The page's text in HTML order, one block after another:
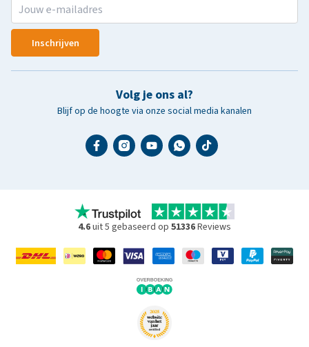
Inschrijven
Volg je ons al?
Blijf op de hoogte via onze social media kanalen
4.6uit 5 gebaseerd op 51336Reviews